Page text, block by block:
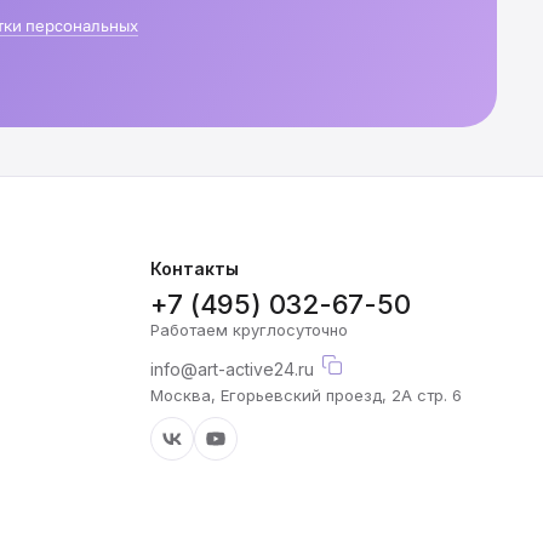
персональных
Контакты
+7 (495) 032-67-50
Работаем круглосуточно
info@art-active24.ru
Москва, Егорьевский проезд, 2А стр. 6